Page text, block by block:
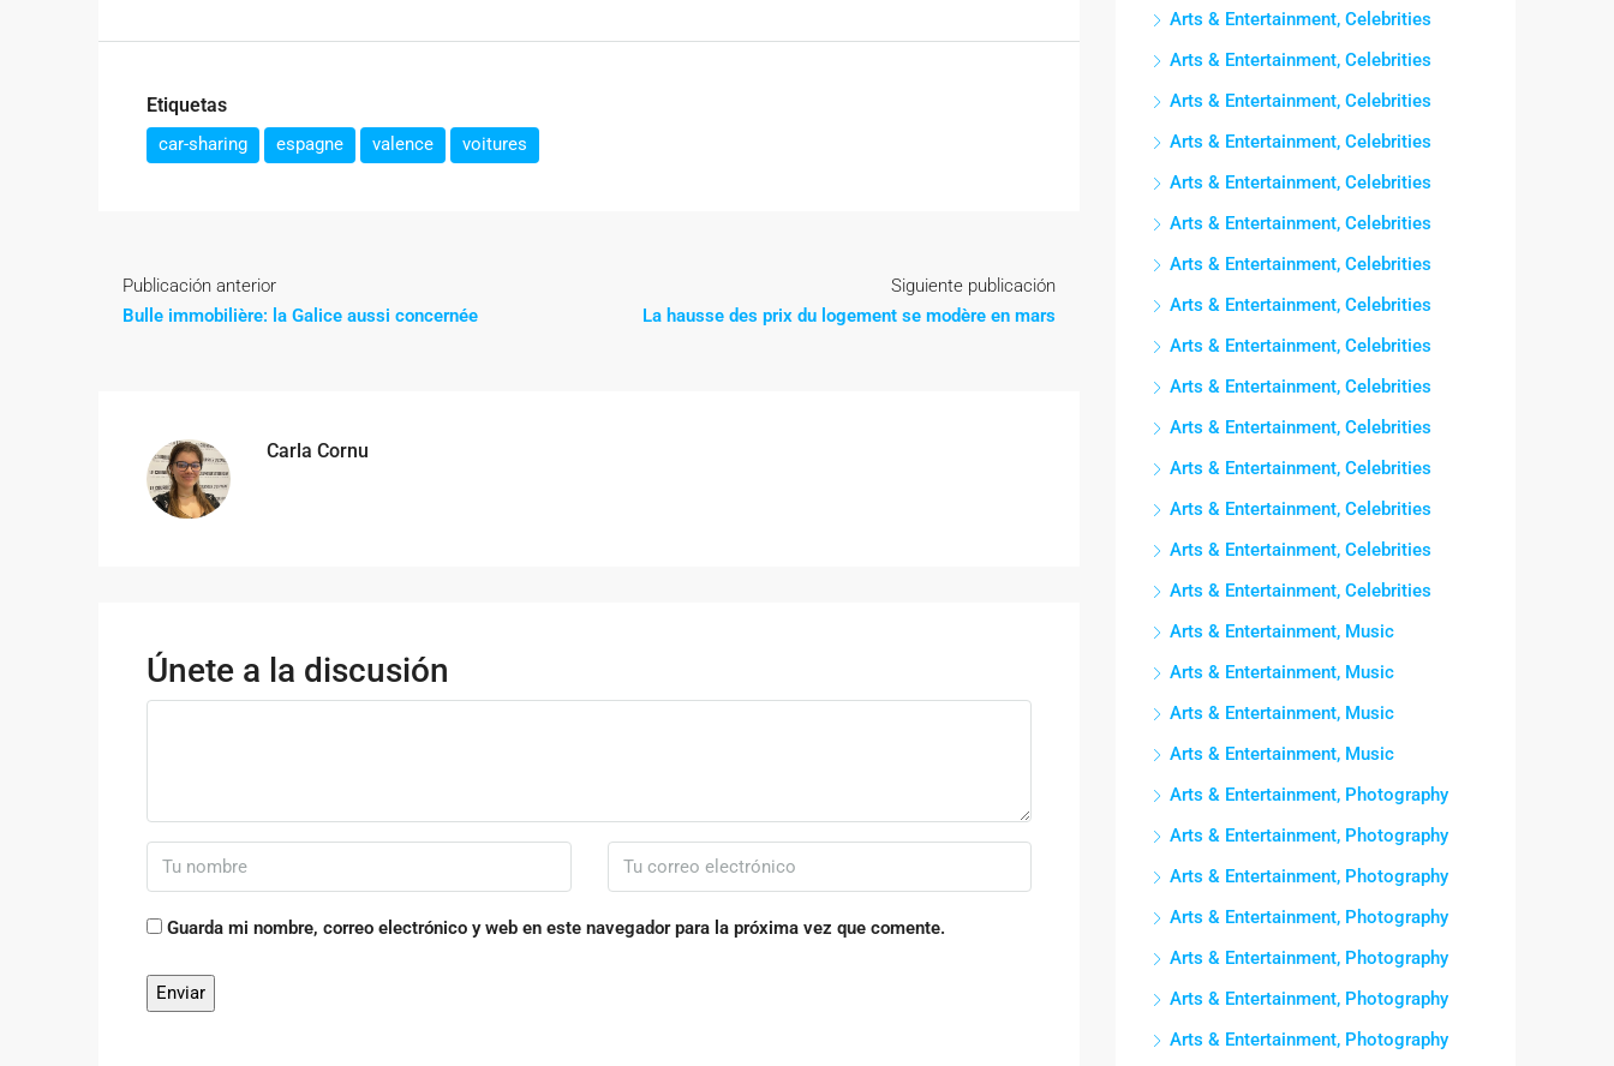
Etiquetas
car-sharing espagne valence voitures
Publicación anterior
Bulle immobilière: la Galice aussi concernée
Siguiente publicación
La hausse des prix du logement se modère en mars
Carla Cornu
Únete a la discusión
Guarda mi nombre, correo electrónico y web en este navegador para la próxima vez que comente.
Arts & Entertainment, Celebrities
Arts & Entertainment, Celebrities
Arts & Entertainment, Celebrities
Arts & Entertainment, Celebrities
Arts & Entertainment, Celebrities
Arts & Entertainment, Celebrities
Arts & Entertainment, Celebrities
Arts & Entertainment, Celebrities
Arts & Entertainment, Celebrities
Arts & Entertainment, Celebrities
Arts & Entertainment, Celebrities
Arts & Entertainment, Celebrities
Arts & Entertainment, Celebrities
Arts & Entertainment, Celebrities
Arts & Entertainment, Celebrities
Arts & Entertainment, Music
Arts & Entertainment, Music
Arts & Entertainment, Music
Arts & Entertainment, Music
Arts & Entertainment, Photography
Arts & Entertainment, Photography
Arts & Entertainment, Photography
Arts & Entertainment, Photography
Arts & Entertainment, Photography
Arts & Entertainment, Photography
Arts & Entertainment, Photography